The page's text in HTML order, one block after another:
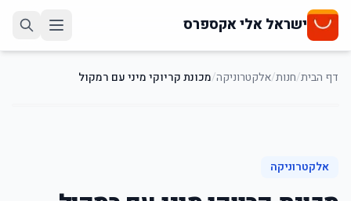
ישראל אלי אקספרס
דף הבית/חנות/אלקטרוניקה/מכונת קריוקי מיני עם רמקול
אלקטרוניקה